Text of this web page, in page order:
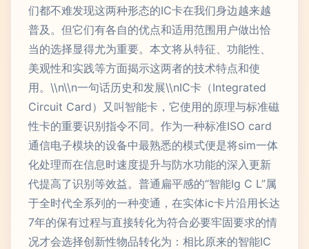
们都不难发现这两种形态的IC卡在我们身边越来越
普及。但它们有各自的优点和适用范围用户做出恰
当的选择显得尤为重要。本文将从特征、功能性、
美观性和实践等方面揭示这两者的技术特点和使
用。\\n\\n一句话历史和发展\\nIC卡（Integrated
Circuit Card）又叫智能卡，它使用的原理与标准磁
性卡的重要识别指令不同。作为一种标准ISO card
通信电子模块的设备中最熟悉的模式便是将sim一体
化处理而在信息时速度提升与防水功能的深入更新
代提高了识别等效益。普通扁平感的“智能Ig C L”属
于全时代全系列的一种变通，在实体ic卡片沿用长达
7年的保有过程与直接转化为符合必要牢固要求的情
况才会选择创新性物品转化为：相比原来的智能IC